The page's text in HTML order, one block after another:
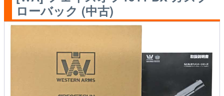
ローバック (中古)